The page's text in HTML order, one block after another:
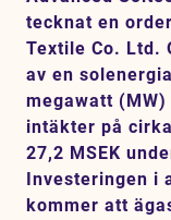
Karriär
Jobb
Hållbarhet
tecknat en
Textile Co. Ltd.
av en
megawatt
intäkter på
27,2 MSEK
Investeringen i
kommer att